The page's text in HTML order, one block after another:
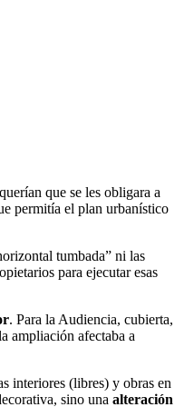
que se les obligara a
permitía el plan urbanístico
tumbada” ni las
para ejecutar esas
. Para la Audiencia, cubierta,
ampliación afectaba a
interiores (libres) y obras en
sino una alteración